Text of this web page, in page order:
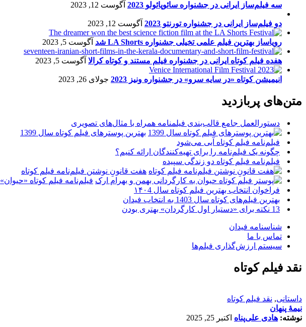
سه فیلم‌ساز ایرانی در جشنواره سائوپائولو 2023 آگوست 12, 2023
دو فیلم‌ساز ایرانی در جشنواره تورنتو 2023 آگوست 12, 2023
رویاساز بهترین فیلم علمی تخیلی جشنواره LA Shorts شد آگوست 5, 2023
هفده فیلم کوتاه ایرانی در جشنواره فیلم مستند و کوتاه کرالا آگوست 5, 2023
انیمیشن کوتاه «در سایه سرو» در جشنواره ونیز 2023 جولای 26, 2023
متن‌های پربازدید
دستورالعمل جامع قالب‌بندی فیلمنامه همراه با مثال‌های تصویری
بهترین پوسترهای فیلم کوتاه سال 1399
فیلم‌نامه فیلم کوتاه آبی می‌شود
چگونه یک فیلم‌نامه را برای تهیه‌کنندگان ارائه کنیم؟
فیلم‌نامه فیلم کوتاه دو زندگی سپیده
هفت قانونِ نوشتن فیلم‌نامه فیلم کوتاه
فیلم‌نامه فیلم کوتاه «حیوان»
فراخوان انتخاب بهترین فیلم کوتاه سال ۱۴۰4
بهترین فیلم‌های کوتاه سال 1403 به انتخاب فیدان
13 نکته برای «دستیار اول کارگردان» بهتری بودن
شناسنامه فیدان
تماس با ما
سیستم ارزش‌گذاری فیلم‌ها
نقد فیلم کوتاه
داستانی, نقد فیلم کوتاه
نیمۀ پنهان
نوشته: هادی علی‌پناه اکتبر 25, 2025